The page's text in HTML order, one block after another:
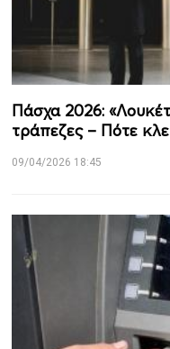
Πάσχα 2026:
τράπεζες – Πότε
09/04/2026 18:45